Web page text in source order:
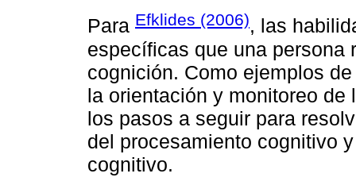
Para Efklides (2006), las
específicas que una persona
cognición. Como ejemplos
la orientación y monitoreo
los pasos a seguir para
del procesamiento cognitivo
cognitivo.